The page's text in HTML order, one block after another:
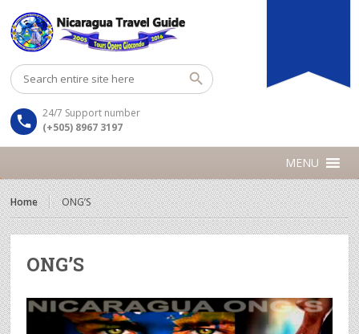
24/7 Support number
(+505) 8967 3197
MENU
Home ONG’S
ONG’S